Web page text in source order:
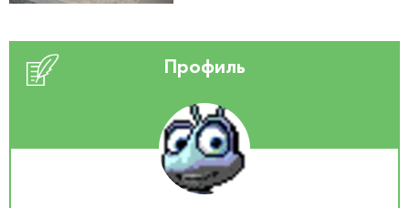
Профиль